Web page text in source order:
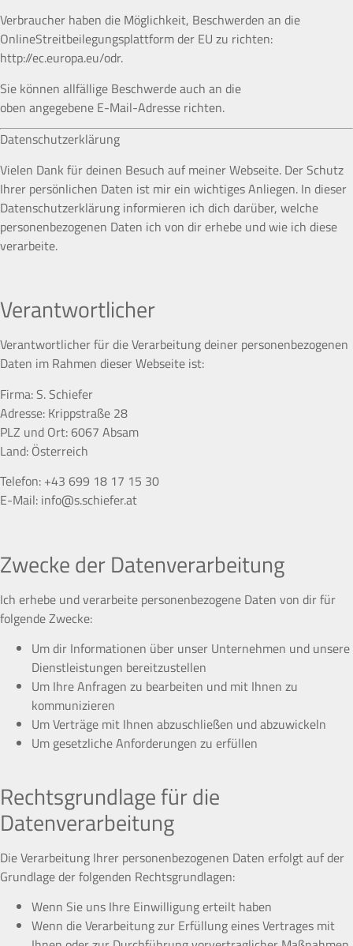
Verbraucher haben die Möglichkeit, Beschwerden an die
OnlineStreitbeilegungsplattform der EU zu richten:
http://ec.europa.eu/odr.
Sie können allfällige Beschwerde auch an die
oben angegebene E-Mail-Adresse richten.
Datenschutzerklärung
Vielen Dank für deinen Besuch auf meiner Webseite. Der Schutz
Ihrer persönlichen Daten ist mir ein wichtiges Anliegen. In dieser
Datenschutzerklärung informieren ich dich darüber, welche
personenbezogenen Daten ich von dir erhebe und wie ich diese
verarbeite.
Verantwortlicher
Verantwortlicher für die Verarbeitung deiner personenbezogenen
Daten im Rahmen dieser Webseite ist:
Firma: S. Schiefer
Adresse: Krippstraße 28
PLZ und Ort: 6067 Absam
Land: Österreich
Telefon: +43 699 18 17 15 30
E-Mail: info@s.schiefer.at
Zwecke der Datenverarbeitung
Ich erhebe und verarbeite personenbezogene Daten von dir für
folgende Zwecke:
Um dir Informationen über unser Unternehmen und unsere
Dienstleistungen bereitzustellen
Um Ihre Anfragen zu bearbeiten und mit Ihnen zu
kommunizieren
Um Verträge mit Ihnen abzuschließen und abzuwickeln
Um gesetzliche Anforderungen zu erfüllen
Rechtsgrundlage für die
Datenverarbeitung
Die Verarbeitung Ihrer personenbezogenen Daten erfolgt auf der
Grundlage der folgenden Rechtsgrundlagen:
Wenn Sie uns Ihre Einwilligung erteilt haben
Wenn die Verarbeitung zur Erfüllung eines Vertrages mit